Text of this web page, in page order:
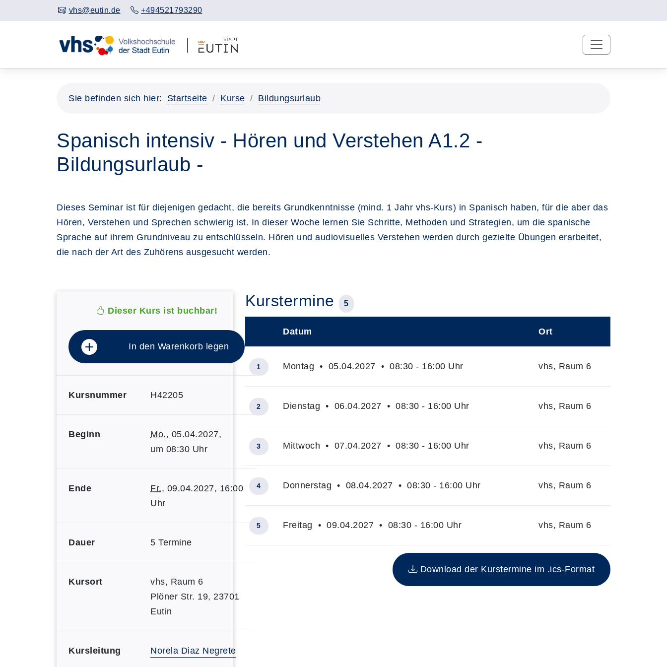
vhs@eutin.de +494521793290
Sie befinden sich hier: Startseite Kurse Bildungsurlaub
Spanisch intensiv - Hören und Verstehen A1.2 -
Bildungsurlaub -
Dieses Seminar ist für diejenigen gedacht, die bereits Grundkenntnisse (mind. 1 Jahr vhs-Kurs) in Spanisch haben, für die aber das
Hören, Verstehen und Sprechen schwierig ist. In dieser Woche lernen Sie Schritte, Methoden und Strategien, um die spanische
Sprache auf ihrem Grundniveau zu entschlüsseln. Hören und audiovisuelles Verstehen werden durch gezielte Übungen erarbeitet,
die nach der Art des Zuhörens ausgesucht werden.
Dieser Kurs ist buchbar!
In den Warenkorb legen
Kursnummer H42205
Beginn Mo., 05.04.2027,
um 08:30 Uhr
Ende Fr., 09.04.2027, 16:00
Uhr
Dauer 5 Termine
Kursort
vhs, Raum 6
Plöner Str. 19, 23701
Eutin
Kursleitung Norela Diaz Negrete
Kurstermine 5
Insgesamt gibt es 5 Termine zum diesen Kurs
Datum Ort
1 Montag • 05.04.2027 • 08:30 - 16:00 Uhr vhs, Raum 6
2 Dienstag • 06.04.2027 • 08:30 - 16:00 Uhr vhs, Raum 6
3 Mittwoch • 07.04.2027 • 08:30 - 16:00 Uhr vhs, Raum 6
4 Donnerstag • 08.04.2027 • 08:30 - 16:00 Uhr vhs, Raum 6
5 Freitag • 09.04.2027 • 08:30 - 16:00 Uhr vhs, Raum 6
Download der Kurstermine im .ics-Format